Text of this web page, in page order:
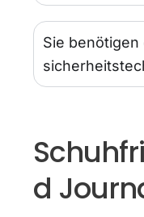
Sie benötigen
d